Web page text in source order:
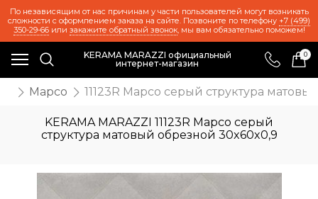
По независящим от нас причинам у части пользователей могут возникать
сложности с оформлением заказа на сайте. Позвоните по телефону +7 (499)
350-29-66или закажите обратный звонок, мы вам обязательно поможем!
KERAMA MARAZZI официальный
интернет-магазин
0
Марсо 11123R Марсо серый структура
KERAMA MARAZZI 11123R Марсо серый
структура матовый обрезной 30x60x0,9